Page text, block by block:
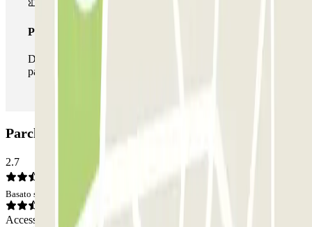
Pass illlimitato
Durante il tuo soggiorno potrai entrare e uscire dal
parcheggio tutte le volte che vorrai.
Parcheggio Voltaire - Bastille Zenpark: Opinioni
2.7
Basato su 13 opinioni
Accesso